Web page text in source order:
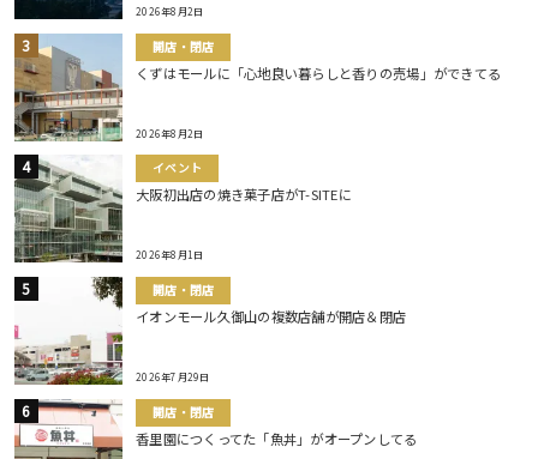
2026年8月2日
開店・閉店
くずはモールに「心地良い暮らしと香りの売場」ができてる
2026年8月2日
イベント
大阪初出店の焼き菓子店がT-SITEに
2026年8月1日
開店・閉店
イオンモール久御山の複数店舗が開店＆閉店
2026年7月29日
開店・閉店
香里園につくってた「魚丼」がオープンしてる